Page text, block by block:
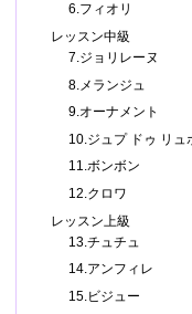
6.フィオリ
レッスン中級
7.ジョリレーヌ
8.メランジュ
9.オーナメント
10.ジュプ ドゥ リュ
11.ボンボン
12.クロワ
レッスン上級
13.チュチュ
14.アンフィレ
15.ビジュー